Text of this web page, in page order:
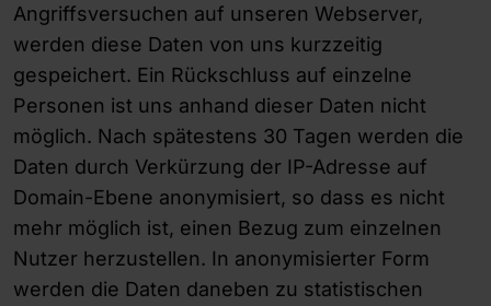
Angriffsversuchen auf unseren Webserver,
werden diese Daten von uns kurzzeitig
gespeichert. Ein Rückschluss auf einzelne
Personen ist uns anhand dieser Daten nicht
möglich. Nach spätestens 30 Tagen werden die
Daten durch Verkürzung der IP-Adresse auf
Domain-Ebene anonymisiert, so dass es nicht
mehr möglich ist, einen Bezug zum einzelnen
Nutzer herzustellen. In anonymisierter Form
werden die Daten daneben zu statistischen